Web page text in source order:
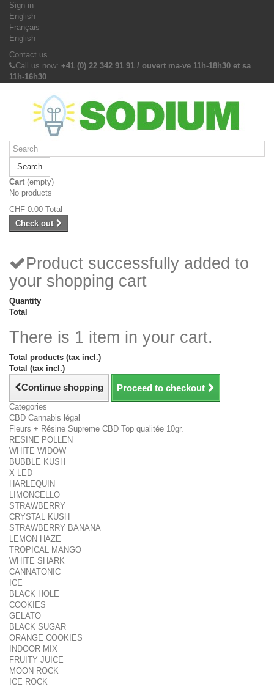
Sign in
English
Français
English
Contact us
Call us now: +41 (0) 22 342 91 91 / ouvert ma-ve 11h-18h30 et sa
11h-16h30
Search
Cart (empty)
No products
CHF 0.00 Total
Check out
Product successfully added to
your shopping cart
Quantity
Total
There is 1 item in your cart.
Total products (tax incl.)
Total (tax incl.)
Continue shopping Proceed to checkout
Categories
CBD Cannabis légal
Fleurs + Résine Supreme CBD Top qualitée 10gr.
RESINE POLLEN
WHITE WIDOW
BUBBLE KUSH
X LED
HARLEQUIN
LIMONCELLO
STRAWBERRY
CRYSTAL KUSH
STRAWBERRY BANANA
LEMON HAZE
TROPICAL MANGO
WHITE SHARK
CANNATONIC
ICE
BLACK HOLE
COOKIES
GELATO
BLACK SUGAR
ORANGE COOKIES
INDOOR MIX
FRUITY JUICE
MOON ROCK
ICE ROCK